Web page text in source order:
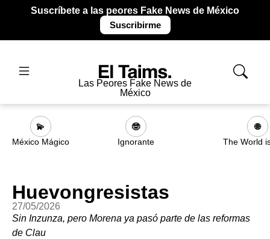
Suscríbete a las peores Fake News de México
Suscribirme
Las Peores Fake News de
México
💫
México Mágico
🤓
Ignorante
🌐
The World
Huevongresistas
27/05/2026
Sin Inzunza, pero Morena ya pasó parte de las reformas
de Clau